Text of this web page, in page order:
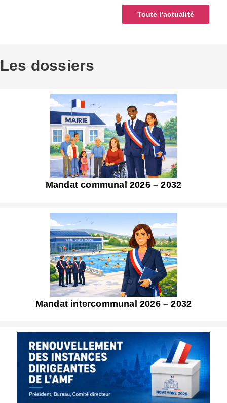
Toute l'actualité
Les dossiers
Mandat communal 2026 – 2032
Mandat intercommunal 2026 – 2032